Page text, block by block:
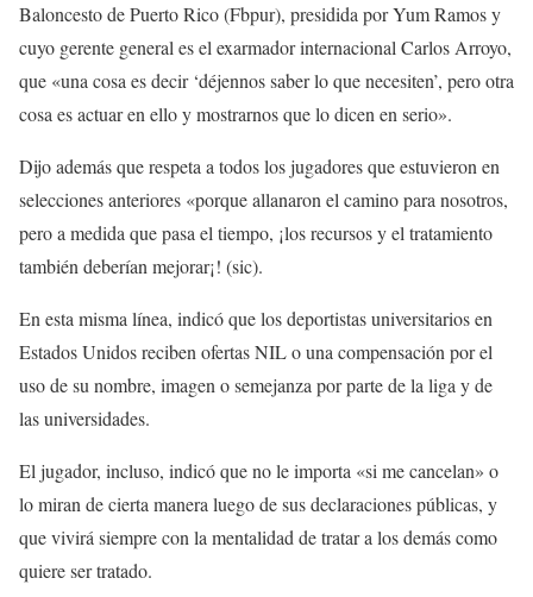
Baloncesto de Puerto Rico (Fbpur), presidida por Yum Ramos y
cuyo gerente general es el exarmador internacional Carlos Arroyo,
que «una cosa es decir ‘déjennos saber lo que necesiten’, pero otra
cosa es actuar en ello y mostrarnos que lo dicen en serio».
Dijo además que respeta a todos los jugadores que estuvieron en
selecciones anteriores «porque allanaron el camino para nosotros,
pero a medida que pasa el tiempo, ¡los recursos y el tratamiento
también deberían mejorar¡! (sic).
En esta misma línea, indicó que los deportistas universitarios en
Estados Unidos reciben ofertas NIL o una compensación por el
uso de su nombre, imagen o semejanza por parte de la liga y de
las universidades.
El jugador, incluso, indicó que no le importa «si me cancelan» o
lo miran de cierta manera luego de sus declaraciones públicas, y
que vivirá siempre con la mentalidad de tratar a los demás como
quiere ser tratado.